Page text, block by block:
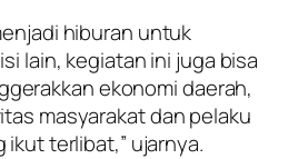
hiburan untuk
lain, kegiatan ini juga bisa
ekonomi daerah,
masyarakat dan pelaku
ikut terlibat,” ujarnya.